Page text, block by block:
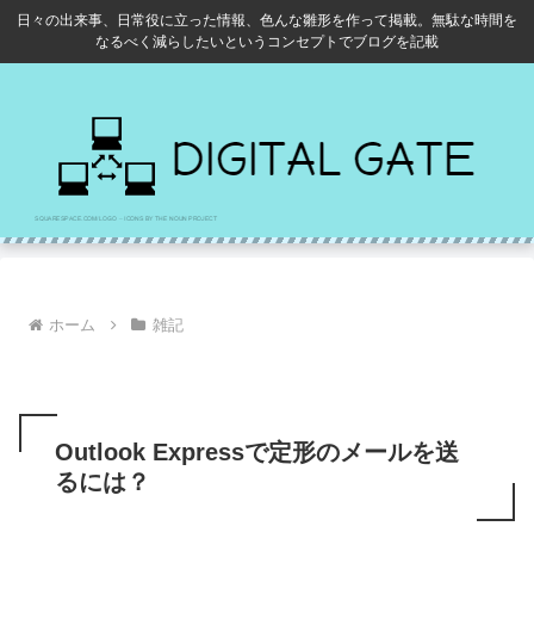
日々の出来事、日常役に立った情報、色んな雛形を作って掲載。無駄な時間を
なるべく減らしたいというコンセプトでブログを記載
ホーム 雑記
Outlook Expressで定形のメールを送
るには？